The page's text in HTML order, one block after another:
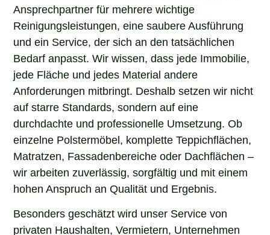
Ansprechpartner für mehrere wichtige
Reinigungsleistungen, eine saubere Ausführung
und ein Service, der sich an den tatsächlichen
Bedarf anpasst. Wir wissen, dass jede Immobilie,
jede Fläche und jedes Material andere
Anforderungen mitbringt. Deshalb setzen wir nicht
auf starre Standards, sondern auf eine
durchdachte und professionelle Umsetzung. Ob
einzelne Polstermöbel, komplette Teppichflächen,
Matratzen, Fassadenbereiche oder Dachflächen –
wir arbeiten zuverlässig, sorgfältig und mit einem
hohen Anspruch an Qualität und Ergebnis.
Besonders geschätzt wird unser Service von
privaten Haushalten, Vermietern, Unternehmen